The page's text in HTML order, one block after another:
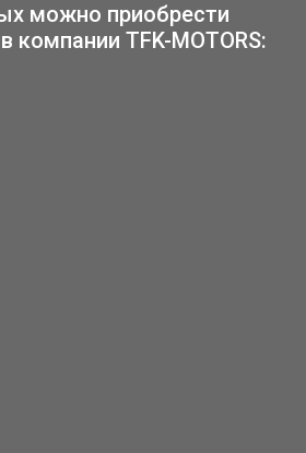
можно приобрести
компании TFK-MOTORS: